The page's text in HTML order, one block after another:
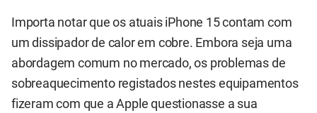
Importa notar que os atuais iPhone 15 contam com
um dissipador de calor em cobre. Embora seja uma
abordagem comum no mercado, os problemas de
sobreaquecimento registados nestes equipamentos
fizeram com que a Apple questionasse a sua